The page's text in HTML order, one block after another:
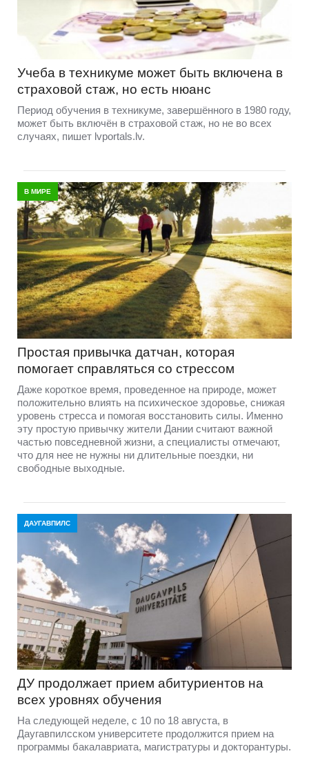
Учеба в техникуме может быть включена в
страховой стаж, но есть нюанс
Период обучения в техникуме, завершённого в 1980 году,
может быть включён в страховой стаж, но не во всех
случаях, пишет lvportals.lv.
В МИРЕ
Простая привычка датчан, которая
помогает справляться со стрессом
Даже короткое время, проведенное на природе, может
положительно влиять на психическое здоровье, снижая
уровень стресса и помогая восстановить силы. Именно
эту простую привычку жители Дании считают важной
частью повседневной жизни, а специалисты отмечают,
что для нее не нужны ни длительные поездки, ни
свободные выходные.
ДАУГАВПИЛС
ДУ продолжает прием абитуриентов на
всех уровнях обучения
На следующей неделе, с 10 по 18 августа, в
Даугавпилсском университете продолжится прием на
программы бакалавриата, магистратуры и докторантуры.